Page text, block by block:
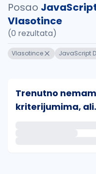
Posao
Vlasotince
(0 rezultata)
Vlasotince JavaScript
Trenutno
kriterijumima,